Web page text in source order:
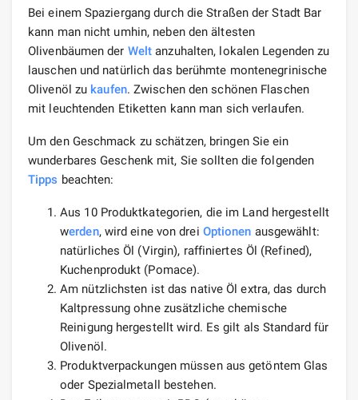
Bei einem Spaziergang durch die Straßen der Stadt Bar
kann man nicht umhin, neben den ältesten
Olivenbäumen der Welt anzuhalten, lokalen Legenden zu
lauschen und natürlich das berühmte montenegrinische
Olivenöl zu kaufen. Zwischen den schönen Flaschen
mit leuchtenden Etiketten kann man sich verlaufen.
Um den Geschmack zu schätzen, bringen Sie ein
wunderbares Geschenk mit, Sie sollten die folgenden
Tipps beachten:
Aus 10 Produktkategorien, die im Land hergestellt
werden, wird eine von drei Optionen ausgewählt:
natürliches Öl (Virgin), raffiniertes Öl (Refined),
Kuchenprodukt (Pomace).
Am nützlichsten ist das native Öl extra, das durch
Kaltpressung ohne zusätzliche chemische
Reinigung hergestellt wird. Es gilt als Standard für
Olivenöl.
Produktverpackungen müssen aus getöntem Glas
oder Spezialmetall bestehen.